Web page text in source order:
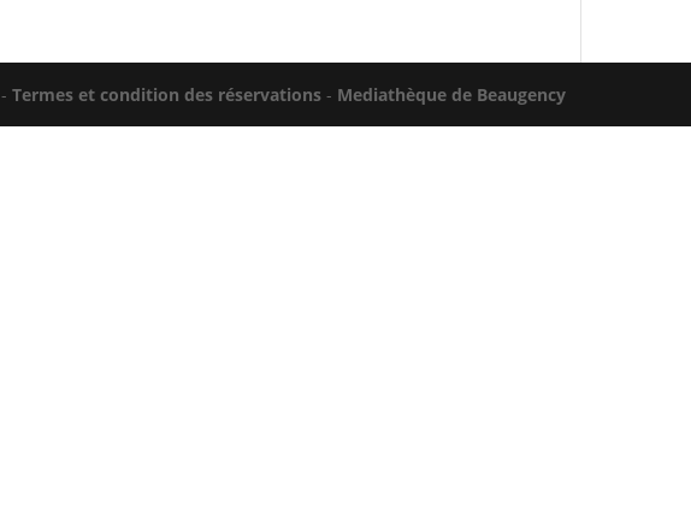
-Termes et condition des réservations - Mediathèque de Beaugency